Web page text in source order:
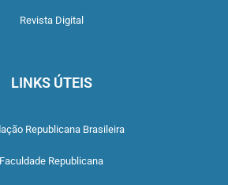
Revista Digital
LINKS ÚTEIS
Republicana Brasileira
Faculdade Republicana